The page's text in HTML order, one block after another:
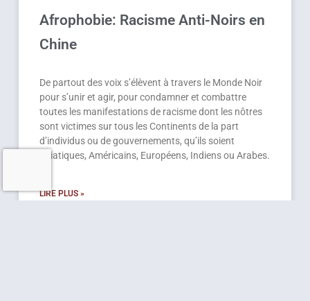
Afrophobie: Racisme Anti-Noirs en
Chine
De partout des voix s’élèvent à travers le Monde Noir
pour s’unir et agir, pour condamner et combattre
toutes les manifestations de racisme dont les nôtres
sont victimes sur tous les Continents de la part
d’individus ou de gouvernements, qu’ils soient
Asiatiques, Américains, Européens, Indiens ou Arabes.
LIRE PLUS »